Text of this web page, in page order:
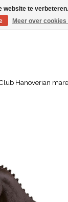
Hanoverian
website te
Meer over cookies